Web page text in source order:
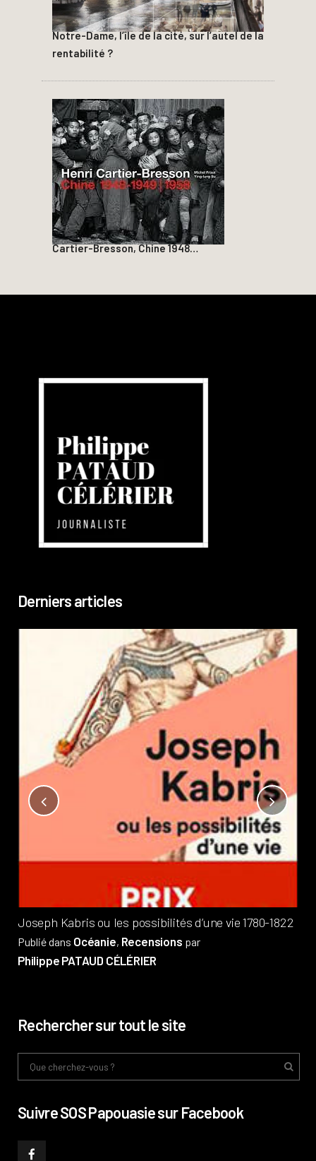
Notre-Dame, l’île de la cité, sur l’autel de la
rentabilité ?
Cartier-Bresson, Chine 1948…
Derniers articles
Joseph Kabris ou les possibilités d’une vie 1780-1822
Publié dans Océanie, Recensions par
Philippe PATAUD CÉLÉRIER
Rechercher sur tout le site
Suivre SOS Papouasie sur Facebook